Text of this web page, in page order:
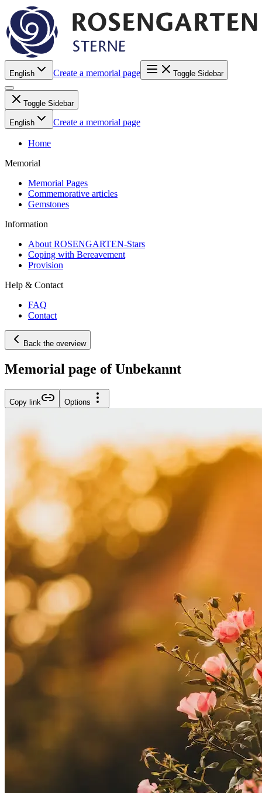
English Create a memorial page Toggle Sidebar
Toggle Sidebar
English Create a memorial page
Home
Memorial
Memorial Pages
Commemorative articles
Gemstones
Information
About ROSENGARTEN-Stars
Coping with Bereavement
Provision
Help & Contact
FAQ
Contact
Back the overview
Memorial page of Unbekannt
Copy link Options